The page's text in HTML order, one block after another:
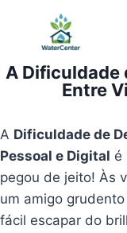
Conteúdo
A Dificuldade
Entre
A Dificuldade de
Pessoal e Digital é
pegou de jeito! Às
um amigo
fácil escapar do